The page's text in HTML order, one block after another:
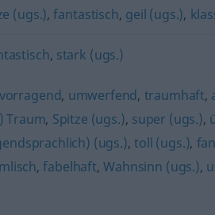
(ugs.),fantastisch, geil (ugs.),
, stark (ugs.)
, umwerfend, traumhaft,
Traum, Spitze (ugs.), super (ugs.),
(ugs.),toll (ugs.),
,fabelhaft,Wahnsinn (ugs.),